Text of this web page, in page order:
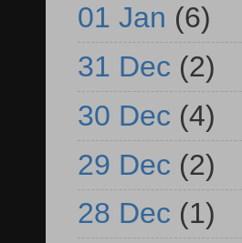
01 Jan (6)
31 Dec (2)
30 Dec (4)
29 Dec (2)
28 Dec (1)